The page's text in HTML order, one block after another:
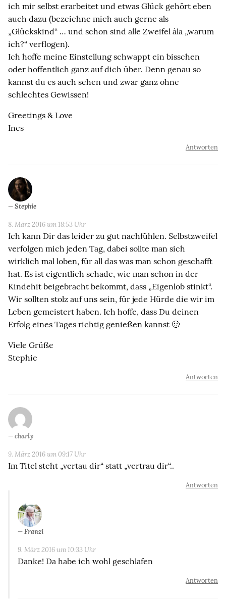
ich mir selbst erarbeitet und etwas Glück gehört eben
auch dazu (bezeichne mich auch gerne als
„Glückskind“ … und schon sind alle Zweifel ála „warum
ich?“ verflogen).
Ich hoffe meine Einstellung schwappt ein bisschen
oder hoffentlich ganz auf dich über. Denn genau so
kannst du es auch sehen und zwar ganz ohne
schlechtes Gewissen!
Greetings & Love
Ines
Antworten
Stephie
8. März 2016 um 18:53 Uhr
Ich kann Dir das leider zu gut nachfühlen. Selbstzweifel
verfolgen mich jeden Tag, dabei sollte man sich
wirklich mal loben, für all das was man schon geschafft
hat. Es ist eigentlich schade, wie man schon in der
Kindehit beigebracht bekommt, dass „Eigenlob stinkt“.
Wir sollten stolz auf uns sein, für jede Hürde die wir im
Leben gemeistert haben. Ich hoffe, dass Du deinen
Erfolg eines Tages richtig genießen kannst 🙂
Viele Grüße
Stephie
Antworten
charly
9. März 2016 um 09:17 Uhr
Im Titel steht „vertau dir“ statt „vertrau dir“..
Antworten
Franzi
9. März 2016 um 10:33 Uhr
Danke! Da habe ich wohl geschlafen
Antworten